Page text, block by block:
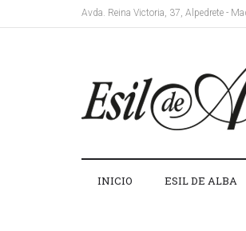
Avda. Reina Victoria, 37, Alpedrete -
INICIO ESIL DE ALBA